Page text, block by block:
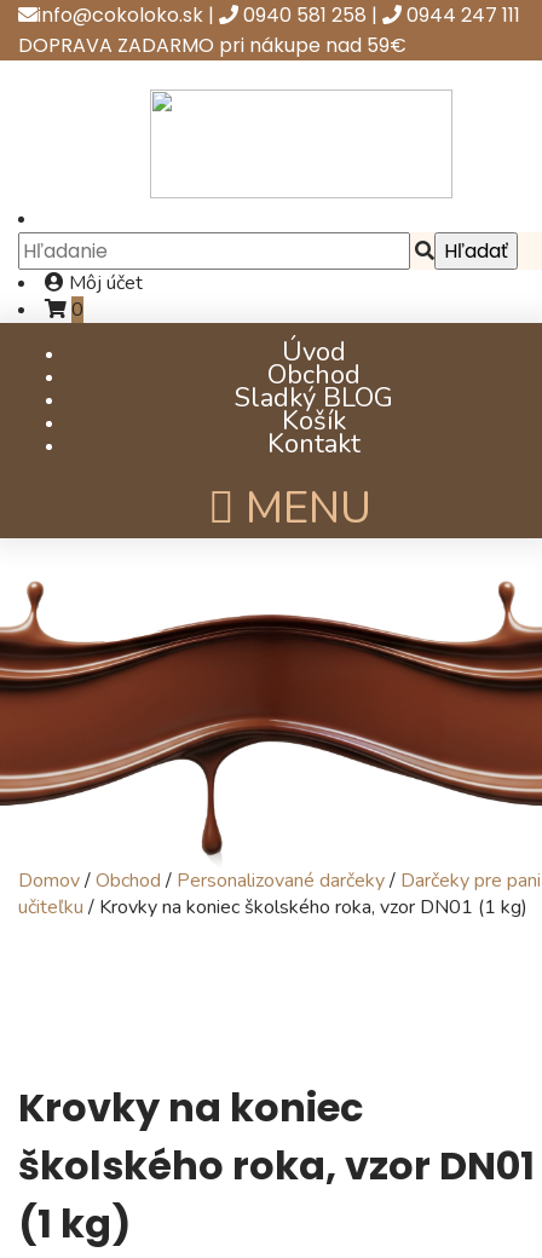
info@cokoloko.sk | 0940 581 258 |
0944 247 111
DOPRAVA ZADARMO pri nákupe nad 59€
Môj účet
0
Úvod
Obchod
Sladký BLOG
Košík
Kontakt
MENU
Domov/Obchod / Personalizované darčeky/ Darčeky pre pani
učiteľku / Krovky na koniec školského roka, vzor DN01 (1 kg)
Krovky na koniec
školského roka, vzor DN01
(1 kg)